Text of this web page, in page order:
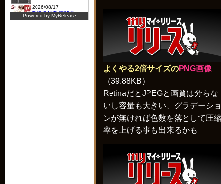
よくやる2倍サイズのPNG画像
（39.88KB）
RetinaだとJPEGと画質は分らな
いし容量も大きい、グラデーショ
ンが無ければ色数を落として圧縮
率を上げる事も出来るかも